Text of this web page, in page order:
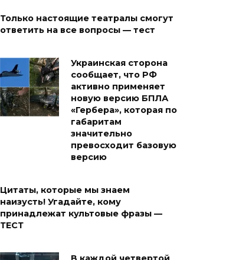
Только настоящие театралы смогут
ответить на все вопросы — тест
Украинская сторона
сообщает, что РФ
активно применяет
новую версию БПЛА
«Гербера», которая по
габаритам
значительно
превосходит базовую
версию
Цитаты, которые мы знаем
наизусть! Угадайте, кому
принадлежат культовые фразы —
ТЕСТ